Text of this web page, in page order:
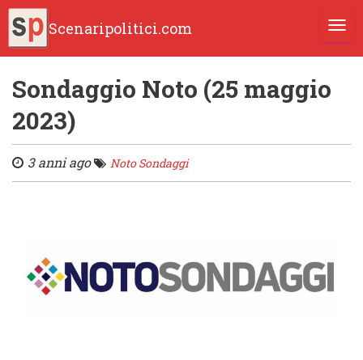
Scenaripolitici.com
Sondaggio Noto (25 maggio
2023)
3 anni ago Noto Sondaggi